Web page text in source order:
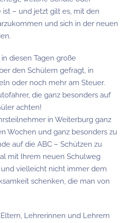
– und jetzt gilt es, mit den
und sich in der neuen
diesen Tagen große
den Schülern gefragt, in
oder noch mehr am Steuer.
die ganz besonders auf
achten!
in Weiterburg ganz
Wochen und ganz besonders zu
auf die ABC – Schützen zu
mit Ihrem neuen Schulweg
vielleicht nicht immer dem
schenken, die man von
Lehrerinnen und Lehrern